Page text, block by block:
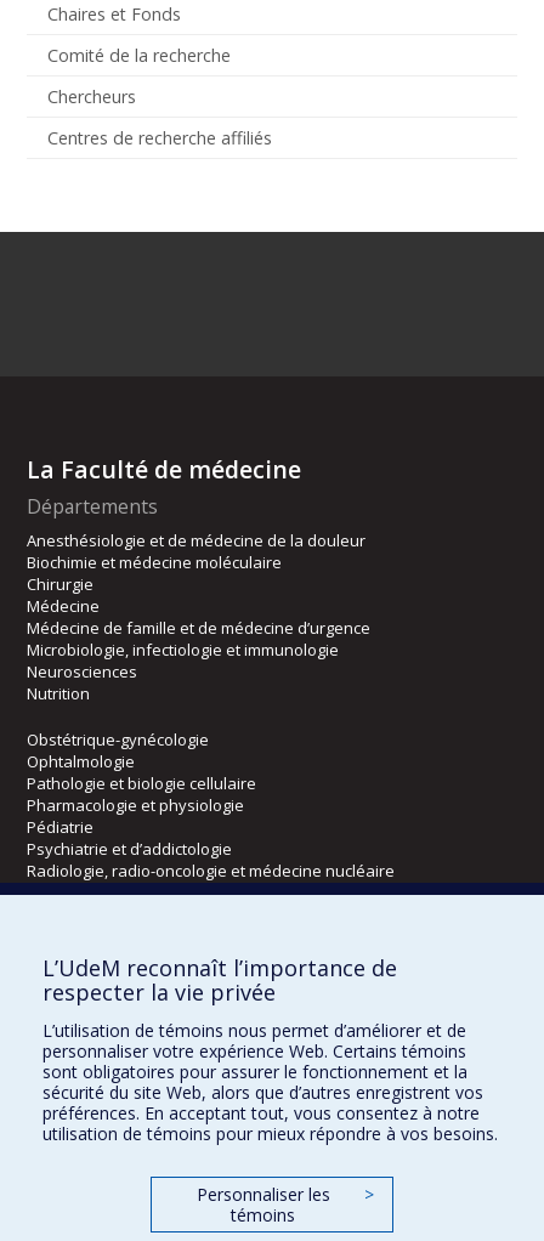
Chaires et Fonds
Comité de la recherche
Chercheurs
Centres de recherche affiliés
La Faculté de médecine
Départements
Anesthésiologie et de médecine de la douleur
Biochimie et médecine moléculaire
Chirurgie
Médecine
Médecine de famille et de médecine d’urgence
Microbiologie, infectiologie et immunologie
Neurosciences
Nutrition
Obstétrique-gynécologie
Ophtalmologie
Pathologie et biologie cellulaire
Pharmacologie et physiologie
Pédiatrie
Psychiatrie et d’addictologie
Radiologie, radio-oncologie et médecine nucléaire
Kinésiologie et des sciences de l’activité physique
Orthophonie et audiologie
Réadaptation
Directions
DPC
CPASS
L’UdeM reconnaît l’importance de
respecter la vie privée
L’utilisation de témoins nous permet d’améliorer et de
personnaliser votre expérience Web. Certains témoins
sont obligatoires pour assurer le fonctionnement et la
sécurité du site Web, alors que d’autres enregistrent vos
préférences. En acceptant tout, vous consentez à notre
utilisation de témoins pour mieux répondre à vos besoins.
Personnaliser les
témoins
>